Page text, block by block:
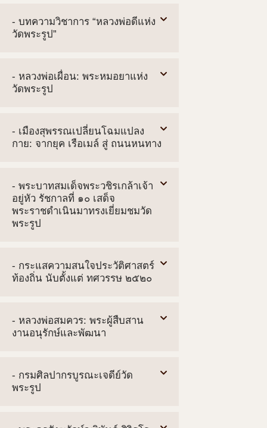
- บทความวิชาการ “หลวงพ่อดีแห่ง
วัดพระรูป”
- หลวงพ่อเผื่อน: พระหมอยาแห่ง
วัดพระรูป
- เมืองสุพรรณเปลี่ยนโฉมแปลง
กาย: จากยุค เรือเมล์ สู่ ถนนหนทาง
- พระบาทสมเด็จพระวชิรเกล้าเจ้า
อยู่หัว รัชกาลที่ ๑๐ เสด็จ
พระราชดำเนินมาทรงเยี่ยมชมวัด
พระรูป
- กระแสความสนใจประวัติศาสตร์
ท้องถิ่น นับตั้งแต่ ทศวรรษ ๒๕๒๐
- หลวงพ่อสมควร: พระผู้สืบสาน
งานอนุรักษ์และพัฒนา
- กรมศิลปากรบูรณะเจดีย์วัด
พระรูป